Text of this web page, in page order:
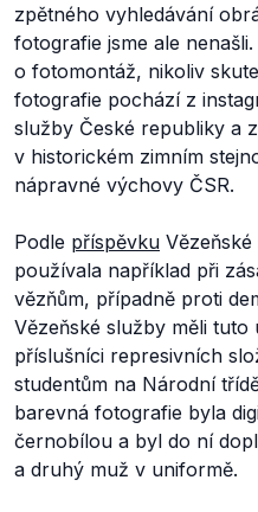
zpětného vyhledávání
fotografie jsme ale
o fotomontáž, nikoliv
fotografie pochází z
služby České republiky a
v historickém zimním
nápravné výchovy ČSR.
Podle příspěvku
používala například při
vězňům, případně proti
Vězeňské služby měli
příslušníci represivních
studentům na Národní
barevná fotografie byla
černobílou a byl do ní
a druhý muž v uniformě.